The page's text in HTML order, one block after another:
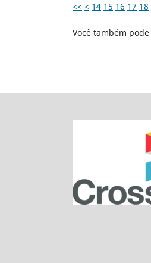
<< < 14 15 16 17 18
Você também pode